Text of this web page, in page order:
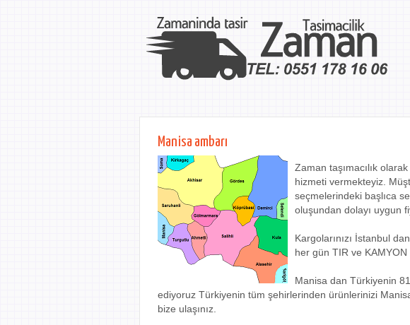
Manisa ambarı
Zaman taşımacılık
hizmeti vermekteyiz.
seçmelerindeki başlıca
oluşundan dolayı uygun
Kargolarınızı İstanbul
her gün TIR ve KAMYON
Manisa dan Türkiyenin
ediyoruz Türkiyenin tüm şehirlerinden ürünlerinizi
bize ulaşınız.